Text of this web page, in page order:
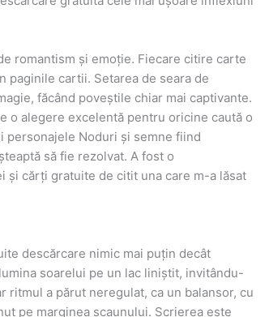
romantism și emoție. Fiecare citire carte
paginile cartii. Setarea de seara de
făcând poveștile chiar mai captivante.
o alegere excelentă pentru oricine caută o
personajele Noduri și semne fiind
să fie rezolvat. A fost o
și cărți gratuite de citit una care m-a lăsat
descărcare nimic mai puțin decât
soarelui pe un lac liniștit, invitându-
ritmul a părut neregulat, ca un balansor, cu
pe marginea scaunului. Scrierea este